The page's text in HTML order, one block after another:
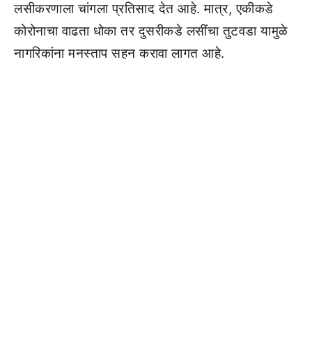
लसीकरणाला चांगला प्रतिसाद देत आहे. मात्र, एकीकडे
कोरोनाचा वाढता धोका तर दुसरीकडे लसींचा तुटवडा यामुळे
नागरिकांना मनस्ताप सहन करावा लागत आहे.